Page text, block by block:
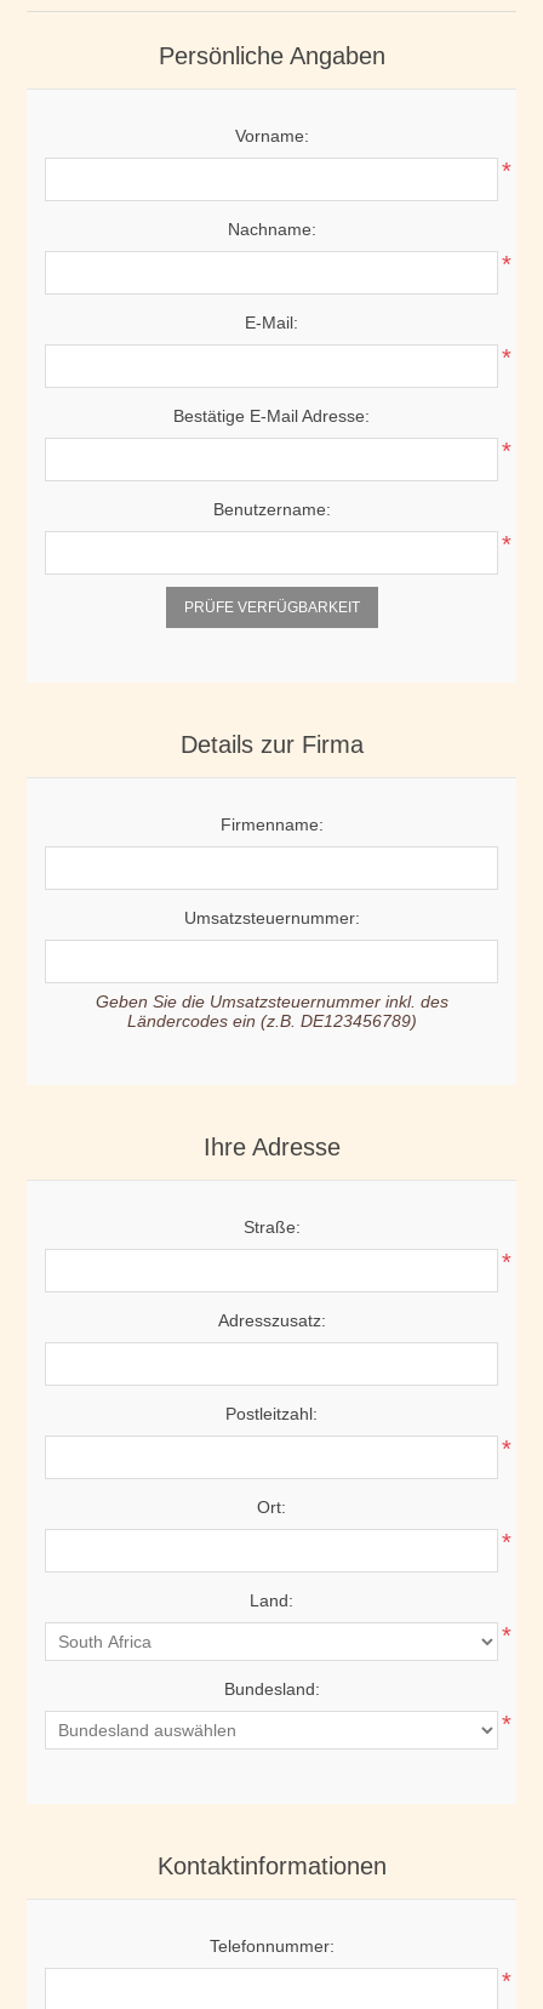
Persönliche Angaben
Vorname:
*
Nachname:
*
E-Mail:
*
Bestätige E-Mail Adresse:
*
Benutzername:
*
PRÜFE VERFÜGBARKEIT
Details zur Firma
Firmenname:
Umsatzsteuernummer:
Geben Sie die Umsatzsteuernummer inkl. des
Ländercodes ein (z.B. DE123456789)
Ihre Adresse
Straße:
*
Adresszusatz:
Postleitzahl:
*
Ort:
*
Land:
*
Bundesland:
*
Kontaktinformationen
Telefonnummer:
*